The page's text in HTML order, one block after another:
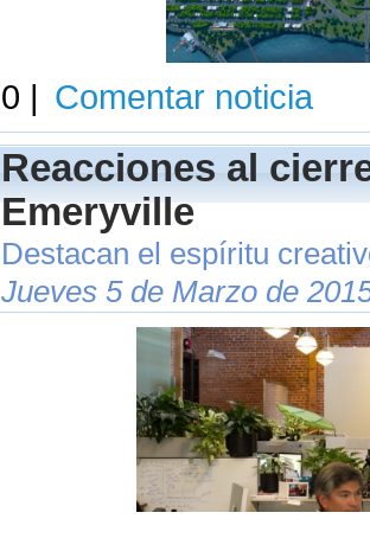
0 | Comentar noticia
Reacciones al
Emeryville
Destacan el espíritu
Jueves 5 de Marzo de